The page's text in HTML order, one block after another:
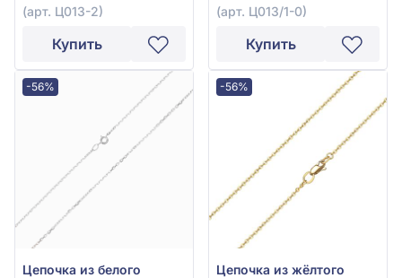
(арт. Ц013-2)
Купить
(арт. Ц013/1-0)
Купить
-56%
Цепочка из белого
-56%
Цепочка из жёлтого